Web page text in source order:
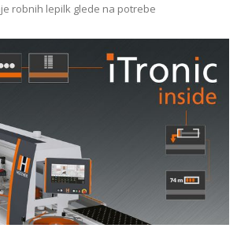
robnih lepilk glede na potrebe